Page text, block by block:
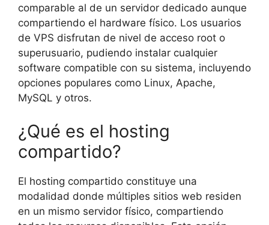
comparable al de un servidor dedicado aunque
compartiendo el hardware físico. Los usuarios
de VPS disfrutan de nivel de acceso root o
superusuario, pudiendo instalar cualquier
software compatible con su sistema, incluyendo
opciones populares como Linux, Apache,
MySQL y otros.
¿Qué es el hosting
compartido?
El hosting compartido constituye una
modalidad donde múltiples sitios web residen
en un mismo servidor físico, compartiendo